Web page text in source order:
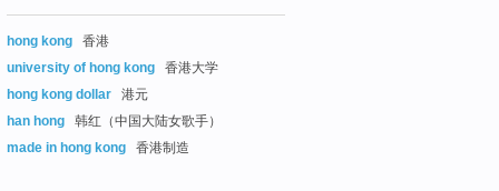
hong kong
香港
university of hong kong
香港大学
hong kong dollar
港元
han hong
韩红（中国大陆女歌手）
made in hong kong
香港制造